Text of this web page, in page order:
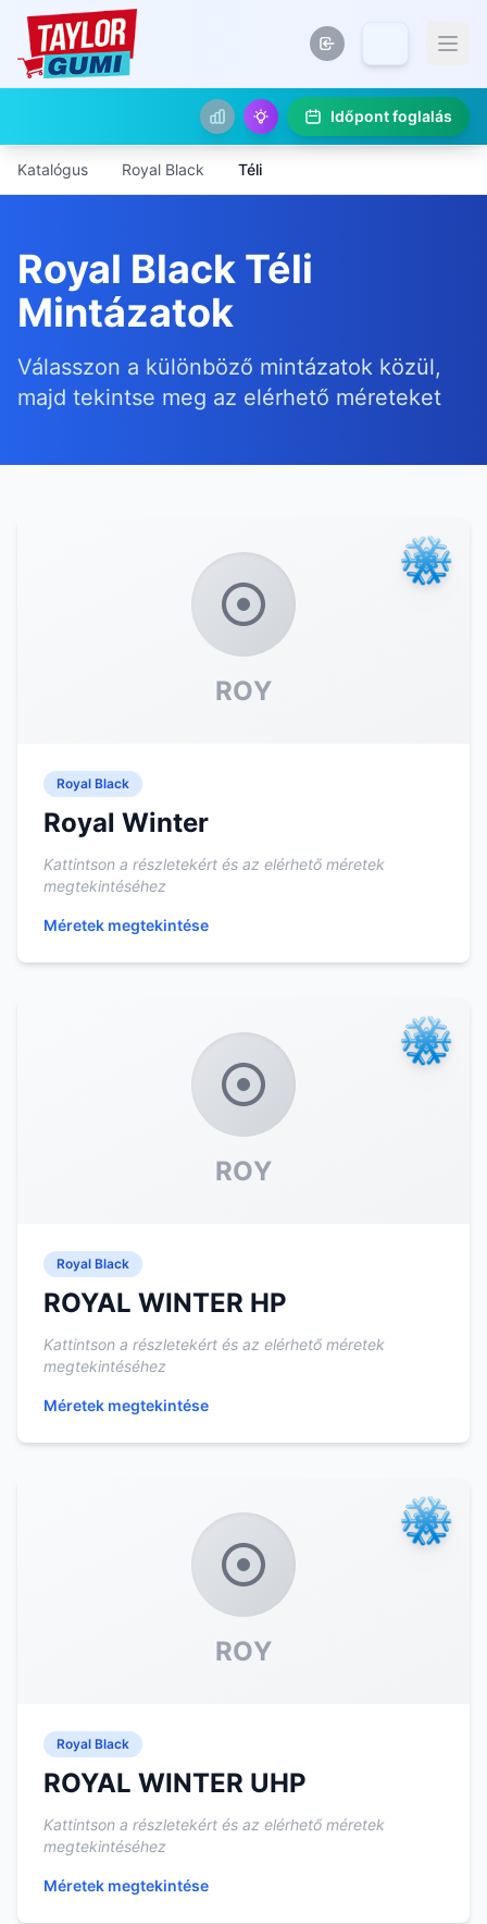
Időpont foglalás
Katalógus Royal Black Téli
Royal Black Téli
Mintázatok
Válasszon a különböző mintázatok közül,
majd tekintse meg az elérhető méreteket
ROY
Royal Black
Royal Winter
Kattintson a részletekért és az elérhető méretek
megtekintéséhez
Méretek megtekintése
ROY
Royal Black
ROYAL WINTER HP
Kattintson a részletekért és az elérhető méretek
megtekintéséhez
Méretek megtekintése
ROY
Royal Black
ROYAL WINTER UHP
Kattintson a részletekért és az elérhető méretek
megtekintéséhez
Méretek megtekintése